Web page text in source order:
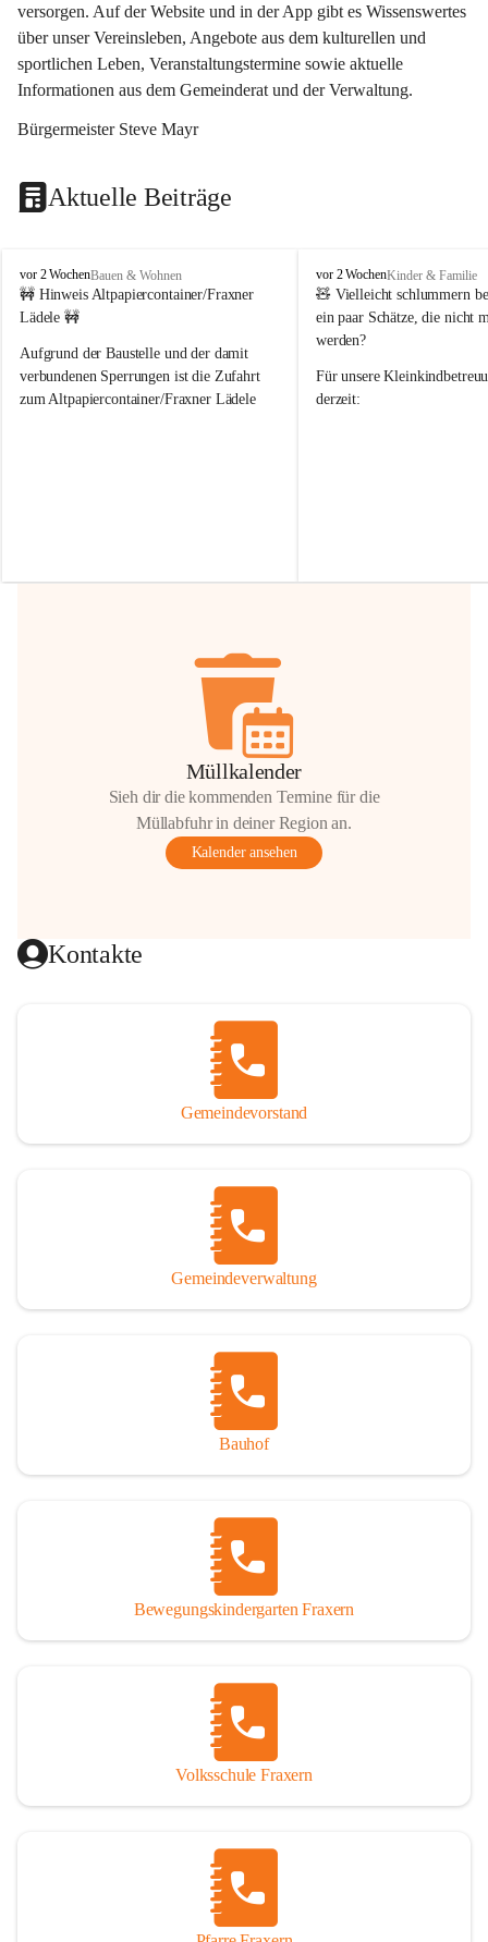
versorgen. Auf der Website und in der App gibt es Wissenswertes
über unser Vereinsleben, Angebote aus dem kulturellen und
sportlichen Leben, Veranstaltungstermine sowie aktuelle
Informationen aus dem Gemeinderat und der Verwaltung.
Bürgermeister Steve Mayr
Aktuelle Beiträge
F
r
a
e
r
n
vor 2 WochenBauen & Wohnen
🚧 Hinweis Altpapiercontainer/Fraxner
Lädele 🚧
Aufgrund der Baustelle und der damit
verbundenen Sperrungen ist die Zufahrt
zum Altpapiercontainer/Fraxner Lädele
Hilfsbereitschaft!
F
r
a
x
r
n
vor 2 WochenKinder & Familie
🧸 Vielleicht schlummern
ein paar Schätze, die nicht
werden?
Für unsere
derzeit:
Müllkalender
Sieh dir die kommenden Termine für die
Müllabfuhr in deiner Region an.
Kalender ansehen
Kontakte
Gemeindevorstand
Gemeindeverwaltung
Bauhof
Bewegungskindergarten Fraxern
Volksschule Fraxern